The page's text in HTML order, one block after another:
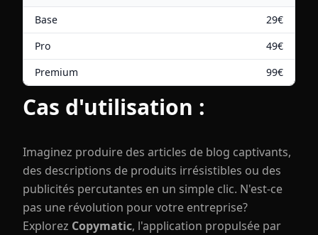
Base 29€
Pro
49€
Premium
99€
Cas d'utilisation :
Imaginez produire des articles de blog captivants,
des descriptions de produits irrésistibles ou des
publicités percutantes en un simple clic. N'est-ce
pas une révolution pour votre entreprise?
Explorez Copymatic, l'application propulsée par